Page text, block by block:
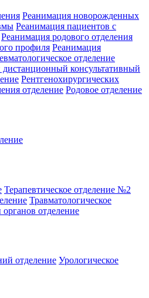
Реанимация новорожденных
Реанимация пациентов с
Реанимация родового отделения
профиля Реанимация
отделение
консультативный
Рентгенохирургических
отделение Родовое отделение
Терапевтическое отделение №2
Травматологическое
отделение
отделение Урологическое